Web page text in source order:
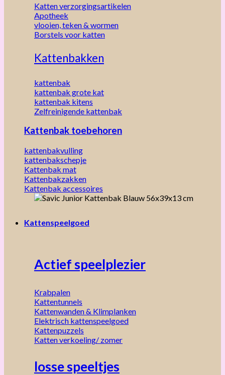
Katten verzorgingsartikelen
Apotheek
vlooien, teken & wormen
Borstels voor katten
Kattenbakken
kattenbak
kattenbak grote kat
kattenbak kitens
Zelfreinigende kattenbak
Kattenbak toebehoren
kattenbakvulling
kattenbakschepje
Kattenbak mat
Kattenbakzakken
Kattenbak accessoires
Kattenspeelgoed
Actief speelplezier
Krabpalen
Kattentunnels
Kattenwanden & Klimplanken
Elektrisch kattenspeelgoed
Kattenpuzzels
Katten verkoeling/ zomer
losse speeltjes